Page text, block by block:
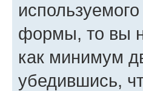
формы, то вы
как минимум
убедившись,